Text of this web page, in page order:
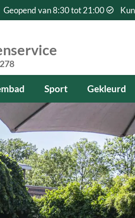
Geopend van 8:30 tot 21:00
Sport Gekleurd